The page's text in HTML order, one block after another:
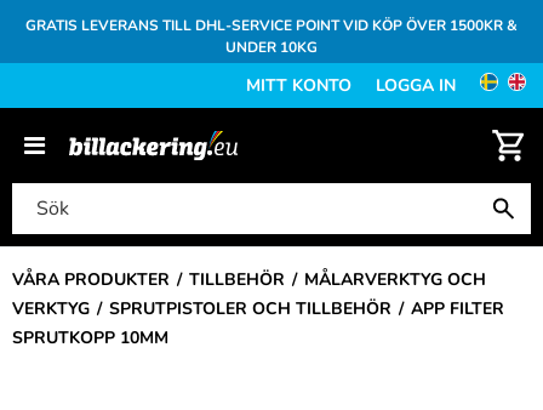
GRATIS LEVERANS TILL DHL-SERVICE POINT VID KÖP ÖVER 1500KR &
UNDER 10KG
MITT KONTO LOGGA IN
VÅRA PRODUKTER TILLBEHÖR
MÅLARVERKTYG OCH
VERKTYG
SPRUTPISTOLER OCH TILLBEHÖR
APP FILTER
SPRUTKOPP 10MM